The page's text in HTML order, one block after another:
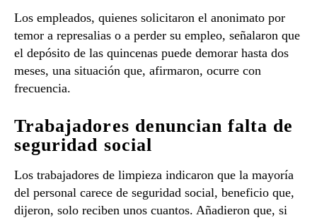
Los empleados, quienes solicitaron el anonimato por
temor a represalias o a perder su empleo, señalaron que
el depósito de las quincenas puede demorar hasta dos
meses, una situación que, afirmaron, ocurre con
frecuencia.
Trabajadores denuncian falta de
seguridad social
Los trabajadores de limpieza indicaron que la mayoría
del personal carece de seguridad social, beneficio que,
dijeron, solo reciben unos cuantos. Añadieron que, si